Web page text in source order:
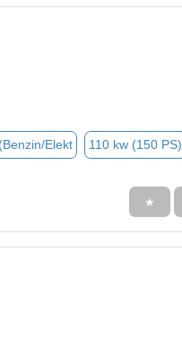
Elekt 110 kw (150 PS)
★